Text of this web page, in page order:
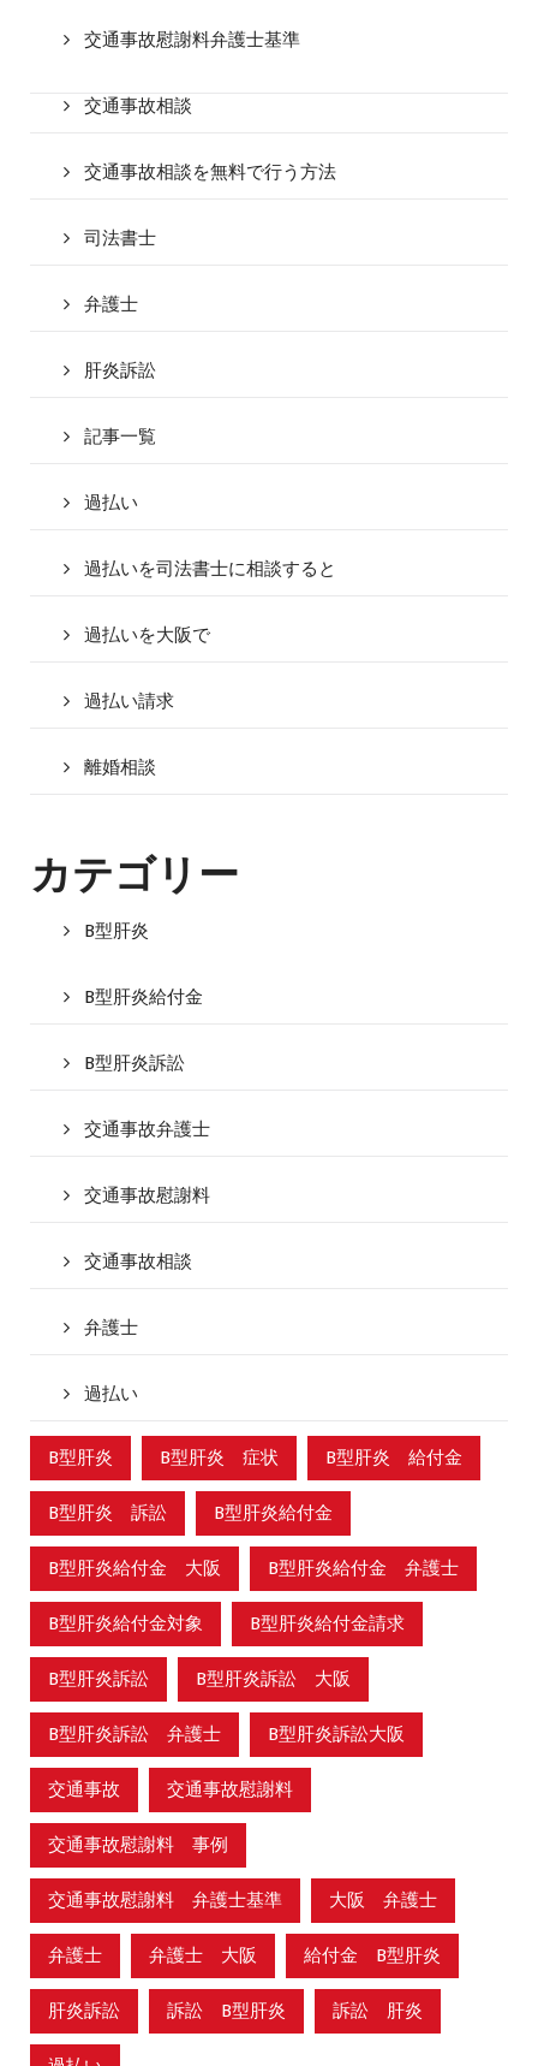
交通事故慰謝料弁護士基準
交通事故相談
交通事故相談を無料で行う方法
司法書士
弁護士
肝炎訴訟
記事一覧
過払い
過払いを司法書士に相談すると
過払いを大阪で
過払い請求
離婚相談
カテゴリー
B型肝炎
B型肝炎給付金
B型肝炎訴訟
交通事故弁護士
交通事故慰謝料
交通事故相談
弁護士
過払い
B型肝炎 B型肝炎 症状 B型肝炎 給付金
B型肝炎 訴訟 B型肝炎給付金
B型肝炎給付金 大阪 B型肝炎給付金 弁護士
B型肝炎給付金対象 B型肝炎給付金請求
B型肝炎訴訟 B型肝炎訴訟 大阪
B型肝炎訴訟 弁護士 B型肝炎訴訟大阪
交通事故 交通事故慰謝料
交通事故慰謝料 事例
交通事故慰謝料 弁護士基準 大阪 弁護士
弁護士 弁護士 大阪 給付金 B型肝炎
肝炎訴訟 訴訟 B型肝炎 訴訟 肝炎